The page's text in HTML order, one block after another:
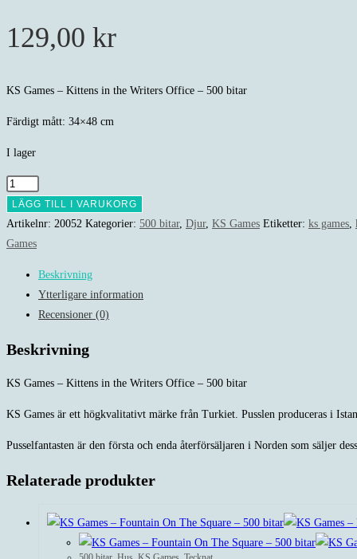
129,00 kr
KS Games – Kittens in the Writers Office – 500 bitar
Färdigt mått: 34×48 cm
I lager
KS
Games
-
Kittens
-
bitar
LÄGG TILL I VARUKORG
Artikelnr: 20052 Kategorier: 500 bitar, Djur, KS Games Etiketter: ks games
Games
Beskrivning
Ytterligare information
Recensioner (0)
Beskrivning
KS Games – Kittens in the Writers Office – 500 bitar
KS Games är ett högkvalitativt märke från Turkiet. Pusslen produceras i
Pusselfantasten är den första och enda återförsäljaren i Norden som säljer
Relaterade produkter